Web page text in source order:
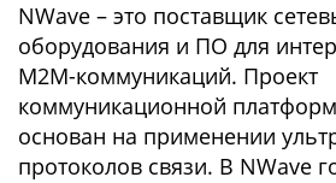
NWave – это поставщик
оборудования и ПО для
M2M-коммуникаций. Проект
коммуникационной
основан на применении
протоколов связи. В NWave